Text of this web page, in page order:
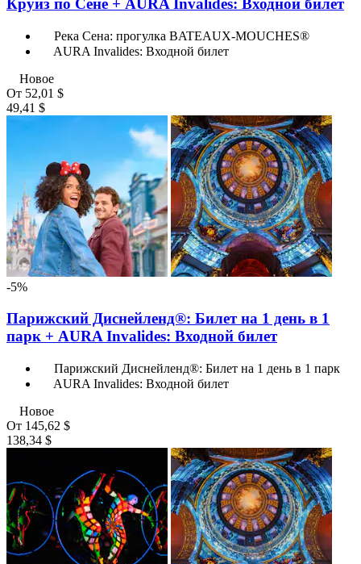
Круиз по Сене + AURA Invalides: Входной билет
Река Сена: прогулка BATEAUX-MOUCHES®
AURA Invalides: Входной билет
Новое
От 52,01 $
49,41 $
-5%
Парижский Диснейленд®: Билет на 1 день в 1
парк + AURA Invalides: Входной билет
Парижский Диснейленд®: Билет на 1 день в 1 парк
AURA Invalides: Входной билет
Новое
От 145,62 $
138,34 $